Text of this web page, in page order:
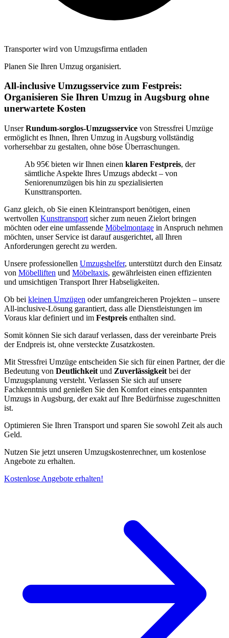
Transporter wird von Umzugsfirma entladen
Planen Sie Ihren Umzug organisiert.
All-inclusive Umzugsservice zum Festpreis:
Organisieren Sie Ihren Umzug in Augsburg ohne
unerwartete Kosten
UnserRundum-sorglos-Umzugsservice von Stressfrei Umzüge
ermöglicht es Ihnen, Ihren Umzug in Augsburg vollständig
vorhersehbar zu gestalten, ohne böse Überraschungen.
Ab 95€ bieten wir Ihnen einen klaren Festpreis, der
sämtliche Aspekte Ihres Umzugs abdeckt – von
Seniorenumzügen bis hin zu spezialisierten
Kunsttransporten.
Ganz gleich, ob Sie einen Kleintransport benötigen, einen
wertvollen Kunsttransport sicher zum neuen Zielort bringen
möchten oder eine umfassende Möbelmontage in Anspruch nehmen
möchten, unser Service ist darauf ausgerichtet, all Ihren
Anforderungen gerecht zu werden.
Unsere professionellen Umzugshelfer, unterstützt durch den Einsatz
von Möbelliften und Möbeltaxis, gewährleisten einen effizienten
und umsichtigen Transport Ihrer Habseligkeiten.
Ob bei kleinen Umzügen oder umfangreicheren Projekten – unsere
All-inclusive-Lösung garantiert, dass alle Dienstleistungen im
Voraus klar definiert und im Festpreis enthalten sind.
Somit können Sie sich darauf verlassen, dass der vereinbarte Preis
der Endpreis ist, ohne versteckte Zusatzkosten.
Mit Stressfrei Umzüge entscheiden Sie sich für einen Partner, der die
Bedeutung von Deutlichkeit und Zuverlässigkeit bei der
Umzugsplanung versteht. Verlassen Sie sich auf unsere
Fachkenntnis und genießen Sie den Komfort eines entspannten
Umzugs in Augsburg, der exakt auf Ihre Bedürfnisse zugeschnitten
ist.
Optimieren Sie Ihren Transport und sparen Sie sowohl Zeit als auch
Geld.
Nutzen Sie jetzt unseren Umzugskostenrechner, um kostenlose
Angebote zu erhalten.
Kostenlose Angebote erhalten!